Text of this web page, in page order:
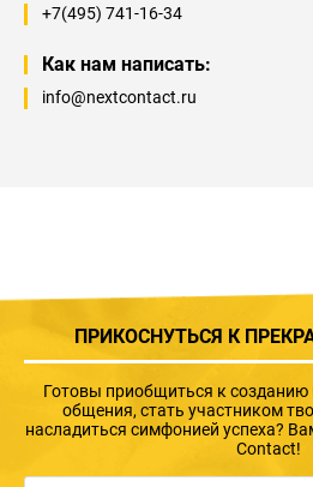
+7(495) 741-16-34
Как нам написать:
info@nextcontact.ru
ПРИКОСНУТЬСЯ К
Готовы приобщиться к созданию
общения, стать участником
насладиться симфонией успеха?
Contact!